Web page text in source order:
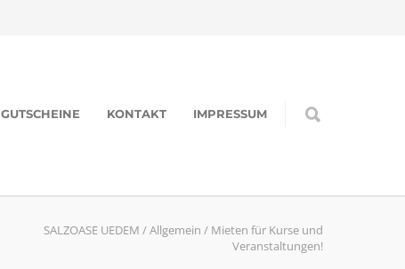
GUTSCHEINE KONTAKT IMPRESSUM
SALZOASE UEDEM /Allgemein / Mieten für Kurse und
Veranstaltungen!